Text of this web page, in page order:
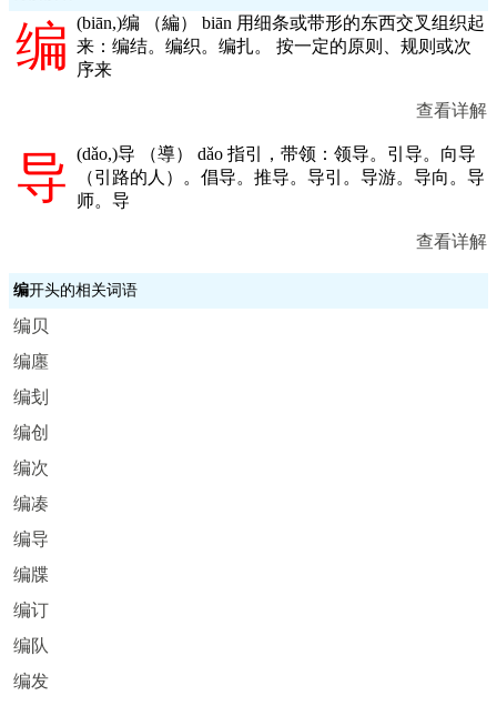
编 (biān,)编 （編） biān 用细条或带形的东西交叉组织起
来：编结。编织。编扎。 按一定的原则、规则或次
序来
查看详解
导 (dǎo,)导 （導） dǎo 指引，带领：领导。引导。向导
（引路的人）。倡导。推导。导引。导游。导向。导
师。导
查看详解
编开头的相关词语
编贝
编廛
编刬
编创
编次
编凑
编导
编牒
编订
编队
编发